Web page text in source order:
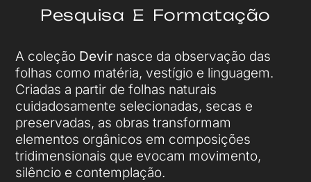
Pesquisa E Formatação
A coleção Devir nasce da observação das
folhas como matéria, vestígio e linguagem.
Criadas a partir de folhas naturais
cuidadosamente selecionadas, secas e
preservadas, as obras transformam
elementos orgânicos em composições
tridimensionais que evocam movimento,
silêncio e contemplação.